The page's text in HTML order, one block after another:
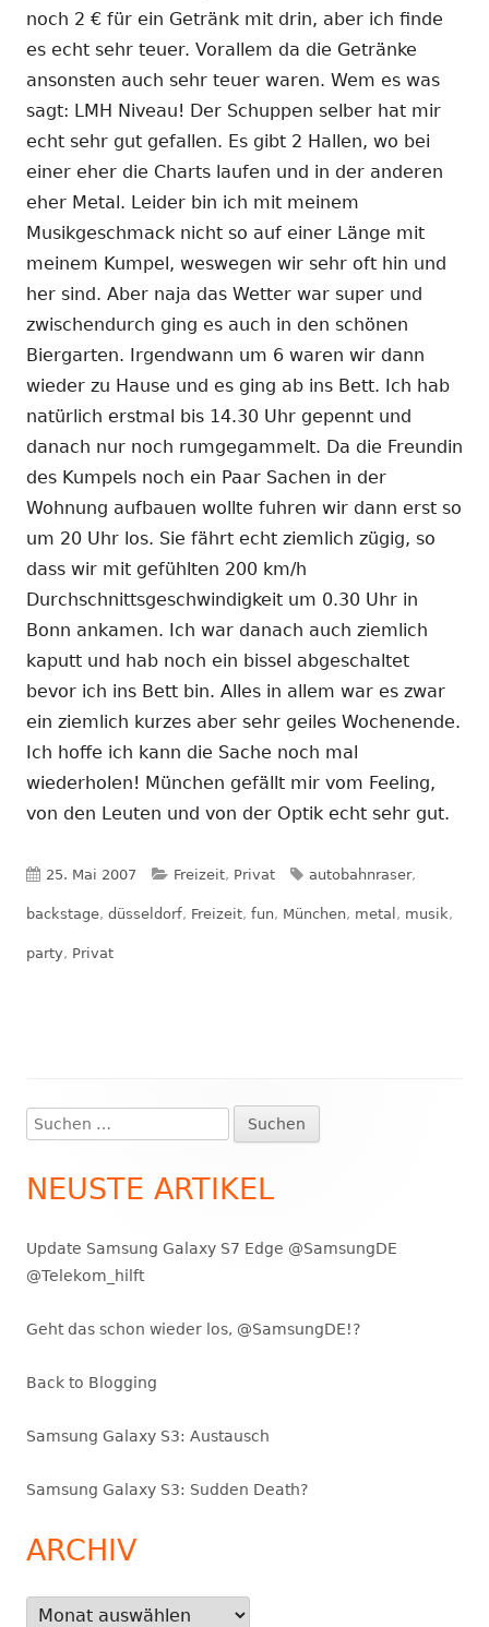
noch 2 € für ein Getränk mit drin, aber ich finde
es echt sehr teuer. Vorallem da die Getränke
ansonsten auch sehr teuer waren. Wem es was
sagt: LMH Niveau! Der Schuppen selber hat mir
echt sehr gut gefallen. Es gibt 2 Hallen, wo bei
einer eher die Charts laufen und in der anderen
eher Metal. Leider bin ich mit meinem
Musikgeschmack nicht so auf einer Länge mit
meinem Kumpel, weswegen wir sehr oft hin und
her sind. Aber naja das Wetter war super und
zwischendurch ging es auch in den schönen
Biergarten. Irgendwann um 6 waren wir dann
wieder zu Hause und es ging ab ins Bett. Ich hab
natürlich erstmal bis 14.30 Uhr gepennt und
danach nur noch rumgegammelt. Da die Freundin
des Kumpels noch ein Paar Sachen in der
Wohnung aufbauen wollte fuhren wir dann erst so
um 20 Uhr los. Sie fährt echt ziemlich zügig, so
dass wir mit gefühlten 200 km/h
Durchschnittsgeschwindigkeit um 0.30 Uhr in
Bonn ankamen. Ich war danach auch ziemlich
kaputt und hab noch ein bissel abgeschaltet
bevor ich ins Bett bin. Alles in allem war es zwar
ein ziemlich kurzes aber sehr geiles Wochenende.
Ich hoffe ich kann die Sache noch mal
wiederholen! München gefällt mir vom Feeling,
von den Leuten und von der Optik echt sehr gut.
Veröffentlicht
am
25. Mai 2007 Kategorien
Freizeit, Privat Schlagwörter
autobahnraser,
backstage, düsseldorf, Freizeit, fun, München, metal , musik,
party, Privat
Haupt-
Seitenleiste
Suchen
nach:
NEUSTE ARTIKEL
Update Samsung Galaxy S7 Edge @SamsungDE
@Telekom_hilft
Geht das schon wieder los, @SamsungDE!?
Back to Blogging
Samsung Galaxy S3: Austausch
Samsung Galaxy S3: Sudden Death?
ARCHIV
Archiv